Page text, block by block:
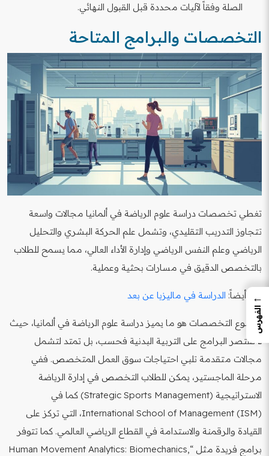
الصلة وفقاً لآليات محددة قبل القبول النهائي.
التخصصات والبرامج المتاحة
تغطي تخصصات دراسة علوم الرياضة في ألمانيا مجالات واسعة
تتجاوز التدريب التقليدي، وتشمل علم الحركة البشري والتحليل
الرياضي وعلم النفس الرياضي وإدارة الأداء العالي، مما يسمح للطلاب
بالتخصص الدقيق في مسارات بحثية وعملية.
اقرأ أيضاً: الدراسة في ماليزيا عن بعد
إن تنوع التخصصات هو ما يميز دراسة علوم الرياضة في ألمانيا، حيث
لا تقتصر البرامج على التربية البدنية فحسب، بل تمتد لتشمل
مجالات متقدمة تلبي احتياجات سوق العمل المتخصص. ففي
مرحلة الماجستير، يمكن للطلاب التخصص في إدارة الرياضة
الاستراتيجية (Strategic Sports Management) كما في
International School of Management (ISM)، التي تركز على
القيادة والرقمنة والاستدامة في القطاع الرياضي العالمي. كما تتوفر
برامج فريدة مثل “Human Movement Analytics: Biomechanics,
←
الفهرس